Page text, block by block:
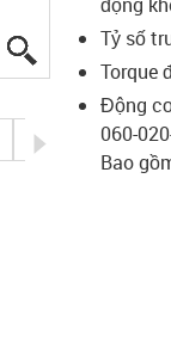
igus-icon-lupe
igus-icon-lupe
igus-icon-lupe
igus-icon-lupe
igus-icon-
Tỷ số
Torque
Động
060-
Bao